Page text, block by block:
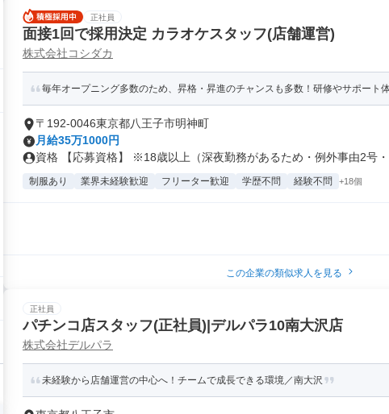
正社員
面接1回で採用決定 カラオケスタッフ(店舗運営)
株式会社コシダカ
毎年オープニング多数のため、昇格・昇進のチャンスも多数！研修やサポート
〒192-0046東京都八王子市明神町
月給35万1000円
資格 【応募資格】 ※18歳以上（深夜勤務があるため・例外事由2号
制服あり 業界未経験歓迎 フリーター歓迎 学歴不問 経験不問 +18個
この企業の類似求人を見る
正社員
パチンコ店スタッフ(正社員)|デルパラ10南大沢店
株式会社デルパラ
未経験から店舗運営の中心へ！チームで成長できる環境／南大沢